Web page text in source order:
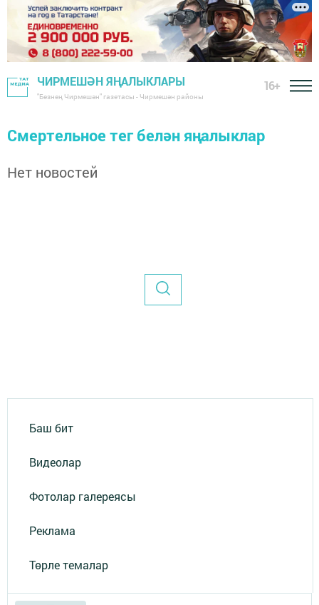
ЧИРМЕШӘН ЯҢАЛЫКЛАРЫ
"Безнең Чирмешән" газетасы - Чирмешән районы
16+
Смертельное тег белән яңалыклар
Нет новостей
Баш бит
Видеолар
Фотолар галереясы
Реклама
Төрле темалар